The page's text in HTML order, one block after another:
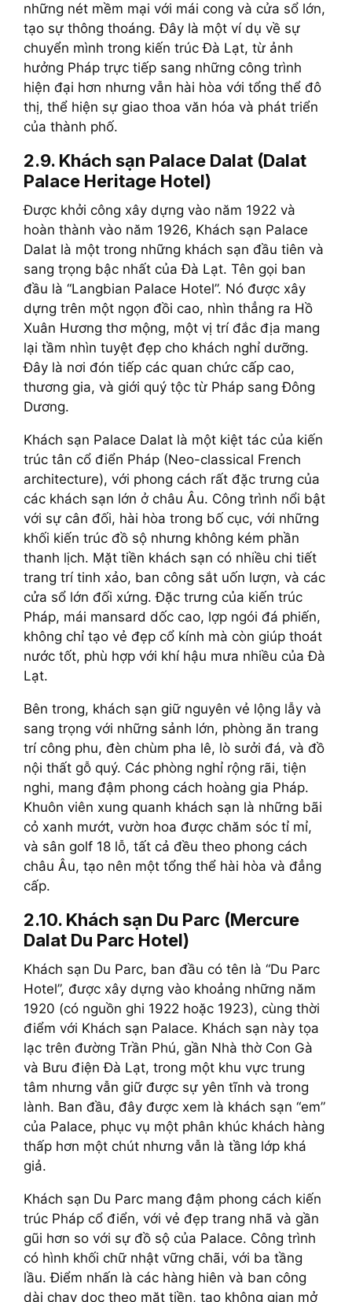
những nét mềm mại với mái cong và cửa sổ lớn,
tạo sự thông thoáng. Đây là một ví dụ về sự
chuyển mình trong kiến trúc Đà Lạt, từ ảnh
hưởng Pháp trực tiếp sang những công trình
hiện đại hơn nhưng vẫn hài hòa với tổng thể đô
thị, thể hiện sự giao thoa văn hóa và phát triển
của thành phố.
2.9. Khách sạn Palace Dalat (Dalat
Palace Heritage Hotel)
Được khởi công xây dựng vào năm 1922 và
hoàn thành vào năm 1926, Khách sạn Palace
Dalat là một trong những khách sạn đầu tiên và
sang trọng bậc nhất của Đà Lạt. Tên gọi ban
đầu là “Langbian Palace Hotel”. Nó được xây
dựng trên một ngọn đồi cao, nhìn thẳng ra Hồ
Xuân Hương thơ mộng, một vị trí đắc địa mang
lại tầm nhìn tuyệt đẹp cho khách nghỉ dưỡng.
Đây là nơi đón tiếp các quan chức cấp cao,
thương gia, và giới quý tộc từ Pháp sang Đông
Dương.
Khách sạn Palace Dalat là một kiệt tác của kiến
trúc tân cổ điển Pháp (Neo-classical French
architecture), với phong cách rất đặc trưng của
các khách sạn lớn ở châu Âu. Công trình nổi bật
với sự cân đối, hài hòa trong bố cục, với những
khối kiến trúc đồ sộ nhưng không kém phần
thanh lịch. Mặt tiền khách sạn có nhiều chi tiết
trang trí tinh xảo, ban công sắt uốn lượn, và các
cửa sổ lớn đối xứng. Đặc trưng của kiến trúc
Pháp, mái mansard dốc cao, lợp ngói đá phiến,
không chỉ tạo vẻ đẹp cổ kính mà còn giúp thoát
nước tốt, phù hợp với khí hậu mưa nhiều của Đà
Lạt.
Bên trong, khách sạn giữ nguyên vẻ lộng lẫy và
sang trọng với những sảnh lớn, phòng ăn trang
trí công phu, đèn chùm pha lê, lò sưởi đá, và đồ
nội thất gỗ quý. Các phòng nghỉ rộng rãi, tiện
nghi, mang đậm phong cách hoàng gia Pháp.
Khuôn viên xung quanh khách sạn là những bãi
cỏ xanh mướt, vườn hoa được chăm sóc tỉ mỉ,
và sân golf 18 lỗ, tất cả đều theo phong cách
châu Âu, tạo nên một tổng thể hài hòa và đẳng
cấp.
2.10. Khách sạn Du Parc (Mercure
Dalat Du Parc Hotel)
Khách sạn Du Parc, ban đầu có tên là “Du Parc
Hotel”, được xây dựng vào khoảng những năm
1920 (có nguồn ghi 1922 hoặc 1923), cùng thời
điểm với Khách sạn Palace. Khách sạn này tọa
lạc trên đường Trần Phú, gần Nhà thờ Con Gà
và Bưu điện Đà Lạt, trong một khu vực trung
tâm nhưng vẫn giữ được sự yên tĩnh và trong
lành. Ban đầu, đây được xem là khách sạn “em”
của Palace, phục vụ một phân khúc khách hàng
thấp hơn một chút nhưng vẫn là tầng lớp khá
giả.
Khách sạn Du Parc mang đậm phong cách kiến
trúc Pháp cổ điển, với vẻ đẹp trang nhã và gần
gũi hơn so với sự đồ sộ của Palace. Công trình
có hình khối chữ nhật vững chãi, với ba tầng
lầu. Điểm nhấn là các hàng hiên và ban công
dài chạy dọc theo mặt tiền, tạo không gian mở